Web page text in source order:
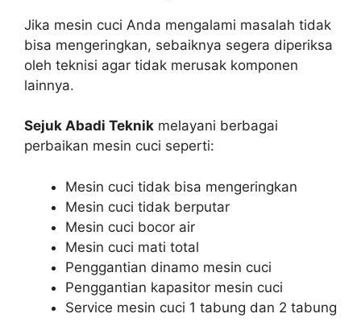
Jika mesin cuci Anda mengalami masalah tidak
bisa mengeringkan, sebaiknya segera diperiksa
oleh teknisi agar tidak merusak komponen
lainnya.
Sejuk Abadi Teknik melayani berbagai
perbaikan mesin cuci seperti:
Mesin cuci tidak bisa mengeringkan
Mesin cuci tidak berputar
Mesin cuci bocor air
Mesin cuci mati total
Penggantian dinamo mesin cuci
Penggantian kapasitor mesin cuci
Service mesin cuci 1 tabung dan 2 tabung